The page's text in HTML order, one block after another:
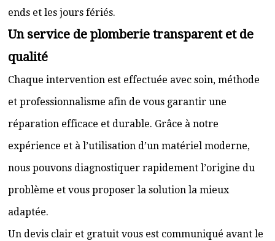
ends et les jours fériés.
Un service de plomberie transparent et de
qualité
Chaque intervention est effectuée avec soin, méthode
et professionnalisme afin de vous garantir une
réparation efficace et durable. Grâce à notre
expérience et à l’utilisation d’un matériel moderne,
nous pouvons diagnostiquer rapidement l’origine du
problème et vous proposer la solution la mieux
adaptée.
Un devis clair et gratuit vous est communiqué avant le